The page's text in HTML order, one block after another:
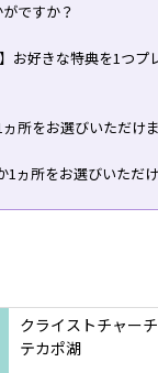
ですか？
お好きな特典を1つプ
所をお選びいただけ
1ヵ所をお選びいただ
クライストチャー
テカポ湖